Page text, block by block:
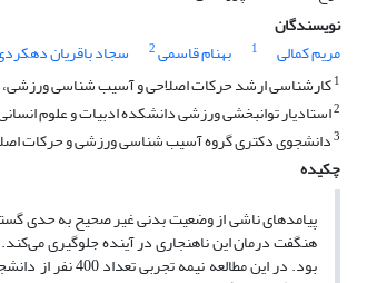
نویسندگان
مریم کمالی
1 بهنام قاسمی2 سجاد باقریان
1کارشناسی ارشد حرکات اصلاحی و آسیب شناسی
2استادیار توانبخشی ورزشی دانشکده ادبیات و علوم
3دانشجوی دکتری گروه آسیب شناسی ورزشی و حرکات
چکیده
پیامد‌های ناشی از وضعیت بدنی غیر صحیح به حدی